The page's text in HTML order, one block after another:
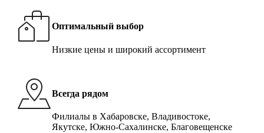
Оптимальный выбор
Низкие цены и широкий ассортимент
Всегда рядом
Филиалы в Хабаровске, Владивостоке,
Якутске, Южно-Сахалинске, Благовещенске